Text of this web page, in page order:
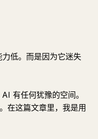
低。而是因为它迷失
有任何犹豫的空间。
在这篇文章里，我是用